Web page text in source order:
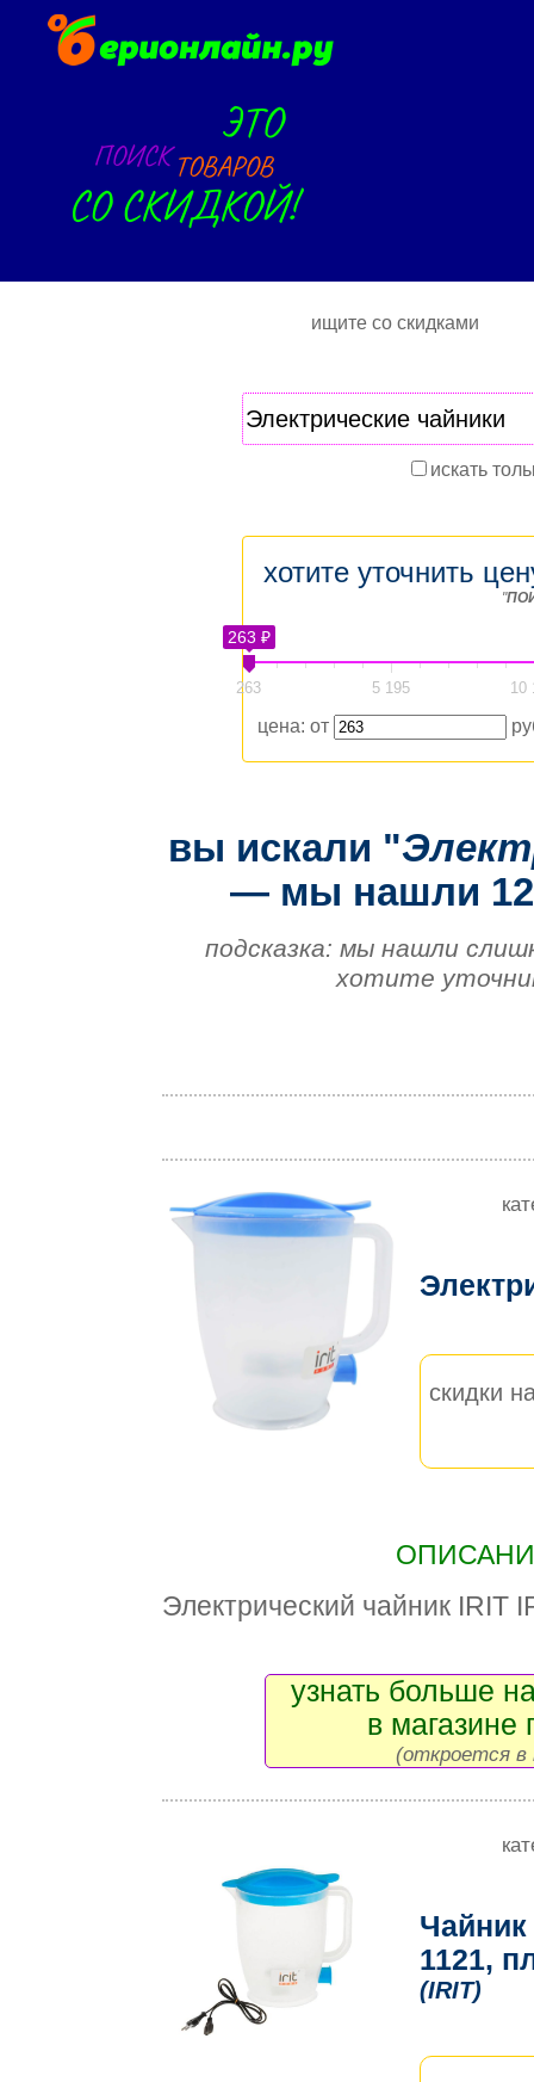
ищите со скидками
искать
хотите уточнить
"
263 ₽
263 5 195 10
цена: от
вы искали "
— мы нашли
подсказка: мы нашли
хотите
скидки
Электрический чайник IRIT
узнать больше
в магазине
(откроется в
Чайник
1121,
(IRIT)